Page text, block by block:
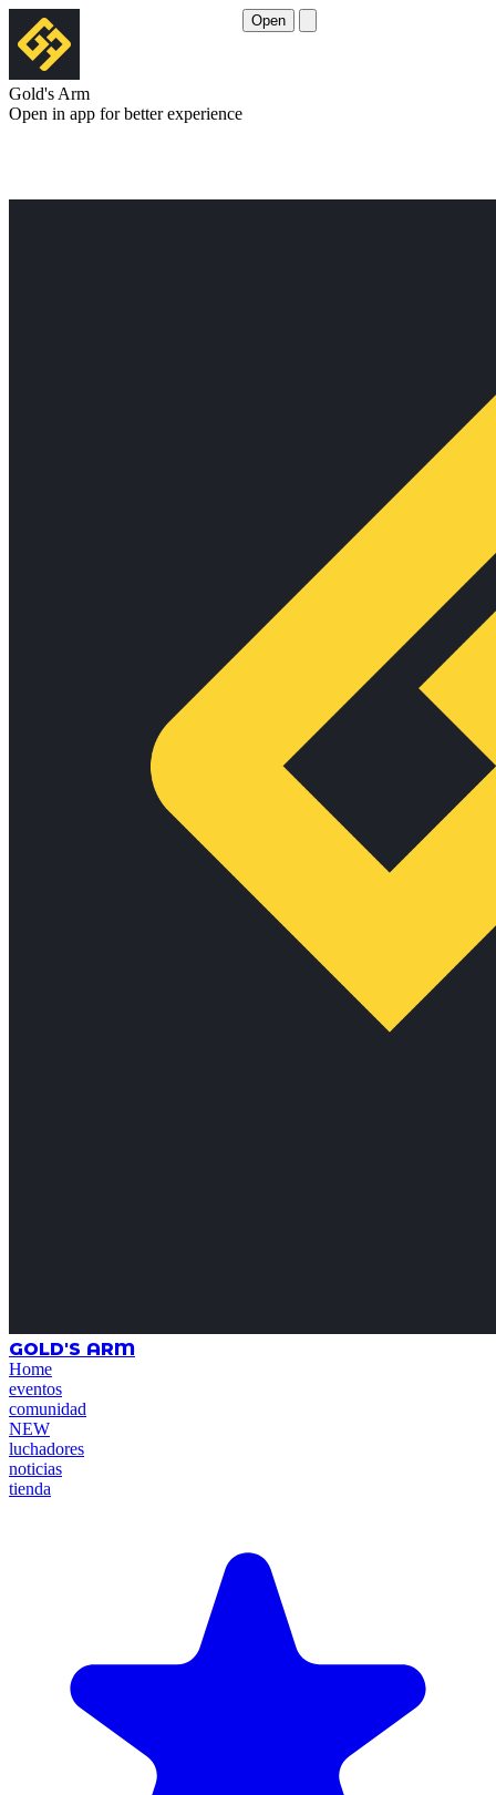
Gold's Arm
Open in app for better experience
Open
GOLD'S ARM
Home
eventos
comunidad
NEW
luchadores
noticias
tienda